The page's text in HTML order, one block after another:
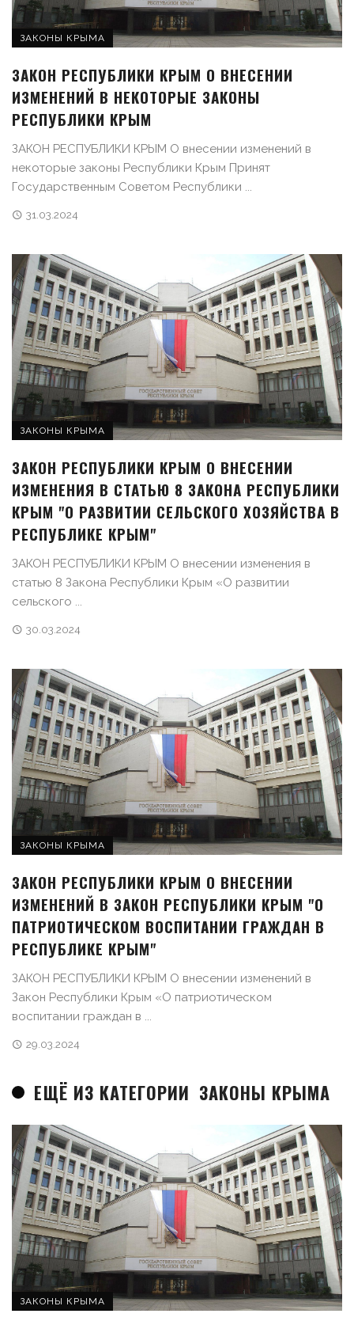
ЗАКОНЫ КРЫМА
ЗАКОН РЕСПУБЛИКИ КРЫМ О ВНЕСЕНИИ
ИЗМЕНЕНИЙ В НЕКОТОРЫЕ ЗАКОНЫ
РЕСПУБЛИКИ КРЫМ
ЗАКОН РЕСПУБЛИКИ КРЫМ О внесении изменений в
некоторые законы Республики Крым Принят
Государственным Советом Республики ...
31.03.2024
ЗАКОНЫ КРЫМА
ЗАКОН РЕСПУБЛИКИ КРЫМ О ВНЕСЕНИИ
ИЗМЕНЕНИЯ В СТАТЬЮ 8 ЗАКОНА РЕСПУБЛИКИ
КРЫМ "О РАЗВИТИИ СЕЛЬСКОГО ХОЗЯЙСТВА В
РЕСПУБЛИКЕ КРЫМ"
ЗАКОН РЕСПУБЛИКИ КРЫМ О внесении изменения в
статью 8 Закона Республики Крым «О развитии
сельского ...
30.03.2024
ЗАКОНЫ КРЫМА
ЗАКОН РЕСПУБЛИКИ КРЫМ О ВНЕСЕНИИ
ИЗМЕНЕНИЙ В ЗАКОН РЕСПУБЛИКИ КРЫМ "О
ПАТРИОТИЧЕСКОМ ВОСПИТАНИИ ГРАЖДАН В
РЕСПУБЛИКЕ КРЫМ"
ЗАКОН РЕСПУБЛИКИ КРЫМ О внесении изменений в
Закон Республики Крым «О патриотическом
воспитании граждан в ...
29.03.2024
ЕЩЁ ИЗ КАТЕГОРИИ ЗАКОНЫ КРЫМА
ЗАКОНЫ КРЫМА